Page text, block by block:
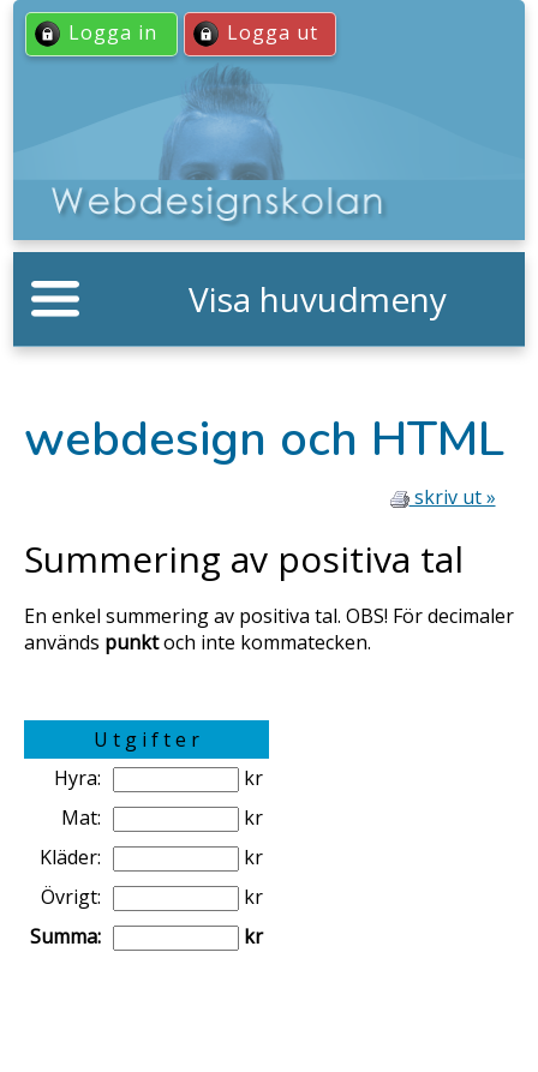
Logga in Logga ut
Visa huvudmeny
webdesign och HTML
skriv ut »
Summering av positiva tal
En enkel summering av positiva tal. OBS! För decimaler
används punktoch inte kommatecken.
U t g i f t e r
Hyra:
kr
Mat:
kr
Kläder:
kr
Övrigt:
kr
Summa:
kr